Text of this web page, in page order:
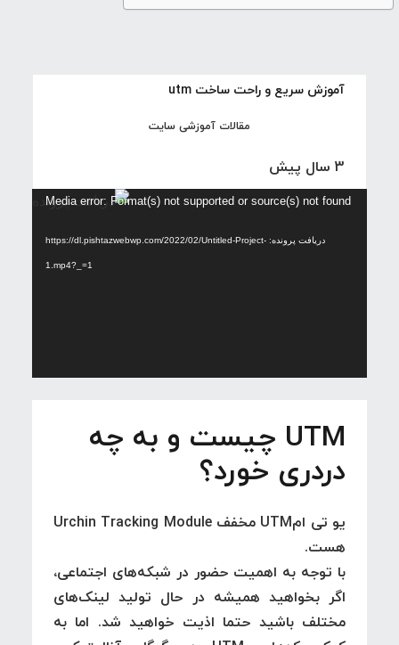
آموزش سریع و راحت ساخت utm
مقالات آموزشی سایت
3 سال پیش
نمایشگر
Media error: Format(s) not supported or source(s) not found
دریافت پرونده: https://dl.pishtazwebwp.com/2022/02/Untitled-Project-
1.mp4?_=1
UTM چیست و به چه
دردری خورد؟
یو تی امUTM مخفف Urchin Tracking Module
هست.
با توجه به اهمیت حضور در شبکه‌های اجتماعی،
اگر بخواهید همیشه در حال تولید لینک‌های
مختلف باشید حتما اذیت خواهید شد. اما به